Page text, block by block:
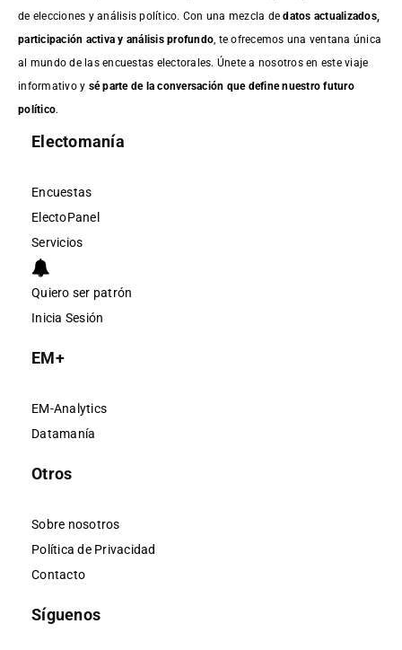
de elecciones y análisis político. Con una mezcla dedatos actualizados,
participación activa y análisis profundo, te ofrecemos una ventana única
al mundo de las encuestas electorales. Únete a nosotros en este viaje
informativo y sé parte de la conversación que define nuestro futuro
político.
Electomanía
Encuestas
ElectoPanel
Servicios
Quiero ser patrón
Inicia Sesión
EM+
EM-Analytics
Datamanía
Otros
Sobre nosotros
Política de Privacidad
Contacto
Síguenos